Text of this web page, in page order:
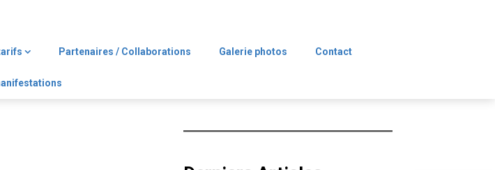
Partenaires / Collaborations Galerie photos Contact